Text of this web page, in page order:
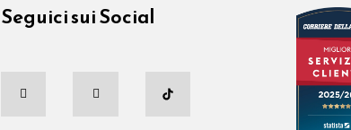
Seguici sui Social